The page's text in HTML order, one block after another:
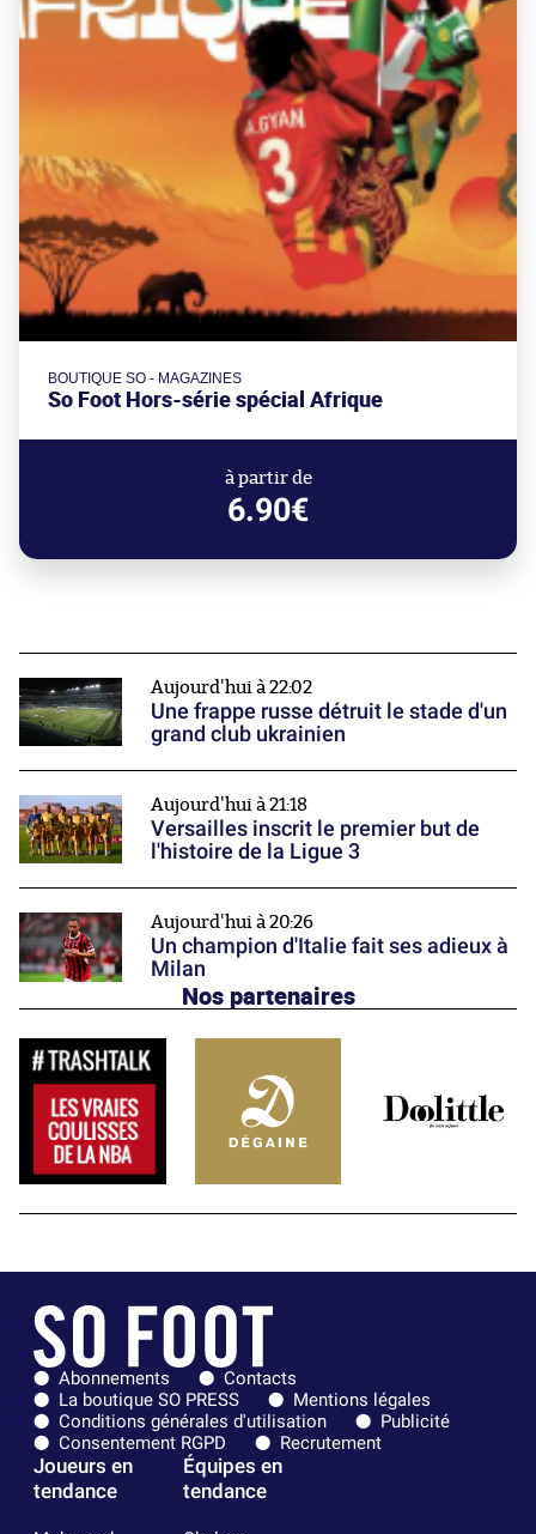
BOUTIQUE SO - MAGAZINES
So Foot Hors-série spécial Afrique
à partir de
6.90€
Aujourd'hui à 22:02
Une frappe russe détruit le stade d'un
grand club ukrainien
Aujourd'hui à 21:18
Versailles inscrit le premier but de
l'histoire de la Ligue 3
Aujourd'hui à 20:26
Un champion d'Italie fait ses adieux à
Milan
Nos partenaires
Abonnements
Contacts
La boutique SO PRESS
Mentions légales
Conditions générales d'utilisation
Publicité
Consentement RGPD
Recrutement
Joueurs en
tendance
Équipes en
tendance